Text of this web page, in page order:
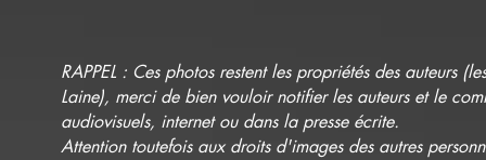
RAPPEL : Ces photos restent les propriétés des auteurs
Laine), merci de bien vouloir notifier les auteurs et le
audiovisuels, internet ou dans la presse écrite.
Attention toutefois aux droits d'images des autres